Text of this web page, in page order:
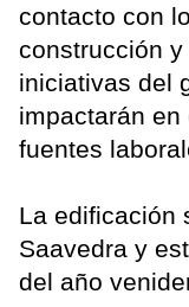
contacto con
construcción
iniciativas del
impactarán
fuentes
La edificación
Saavedra y
del año